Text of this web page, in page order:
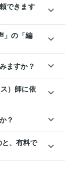
できます
」の「編
ますか？
）師に依
？
、有料で